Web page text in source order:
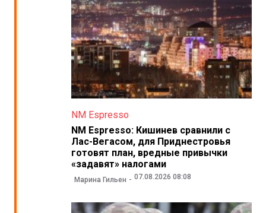
NM Espresso
NM Espresso: Кишинев сравнили с
Лас-Вегасом, для Приднестровья
готовят план, вредные привычки
«задавят» налогами
Марина Гильен 07.08.2026 08:08